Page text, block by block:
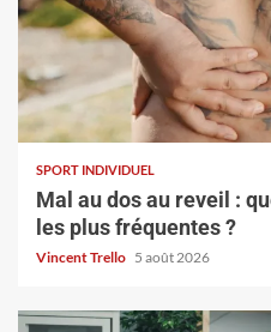
SPORT INDIVIDUEL
Mal au dos au reveil :
les plus fréquentes ?
Vincent Trello 5 août 2026